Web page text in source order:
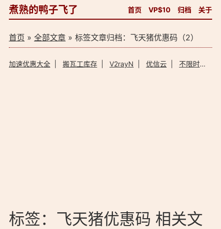
煮熟的鸭子飞了 首页 VP$10 归档 关于
首页 » 全部文章» 标签文章归档：飞天猪优惠码（2）
加速优惠大全| 搬瓦工库存| V2rayN 优信云| 不限时加速器
标签：飞天猪优惠码 相关文